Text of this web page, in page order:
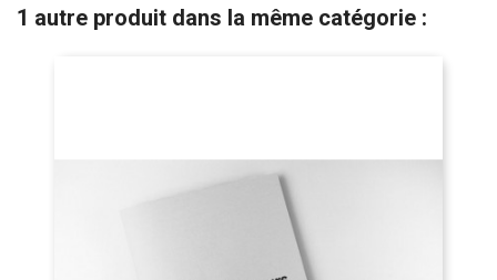
1 autre produit dans la même catégorie :